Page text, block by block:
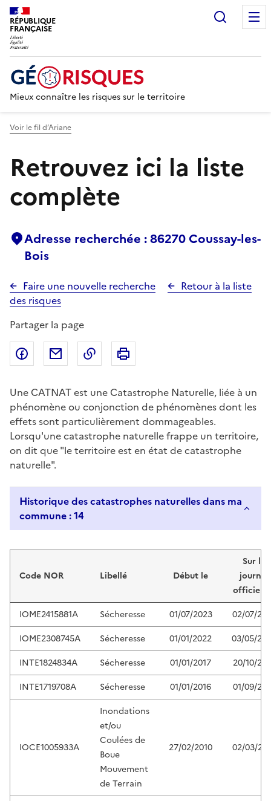
RÉPUBLIQUE
FRANÇAISE
Mieux connaître les risques sur le territoire
Voir le fil d’Ariane
Retrouvez ici la liste
complète
Adresse recherchée : 86270 Coussay-les-
Bois
Faire une nouvelle recherche
Retour à la liste
des risques
Partager la page
Partager sur Facebook
Partager par emailCopier dans le presse-papier
Une CATNAT est une Catastrophe Naturelle, liée à un
phénomène ou conjonction de phénomènes dont les
effets sont particulièrement dommageables.
Lorsqu'une catastrophe naturelle frappe un territoire,
on dit que "le territoire est en état de catastrophe
naturelle".
Historique des catastrophes naturelles dans ma
commune : 14
Code NOR Libellé Début le
Sur le
journal
officiel
IOME2415881A
Sécheresse 01/07/2023
02/07/
IOME2308745A
Sécheresse 01/01/2022
03/05/
INTE1824834A
Sécheresse 01/01/2017
20/10/
INTE1719708A
Sécheresse 01/01/2016 01/09/
IOCE1005933A
Inondations
et/ou
Coulées de
Boue
Mouvement
de Terrain
27/02/2010 02/03/